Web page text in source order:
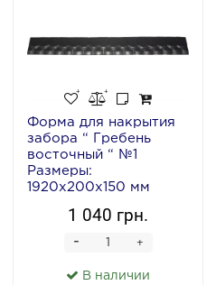
Форма для накрытия
забора “ Гребень
восточный “ №1
Размеры:
1920х200х150 мм
1 040 грн.
+
-
В наличии